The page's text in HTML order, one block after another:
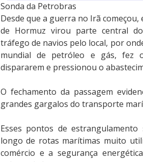
Sonda da Petrobras
Desde que a guerra no Irã
de Hormuz virou parte central
tráfego de navios pelo local, por
mundial de petróleo e gás, fez
dispararem e pressionou o
O fechamento da passagem
grandes gargalos do transporte
Esses pontos de
longo de rotas marítimas muito
comércio e a segurança